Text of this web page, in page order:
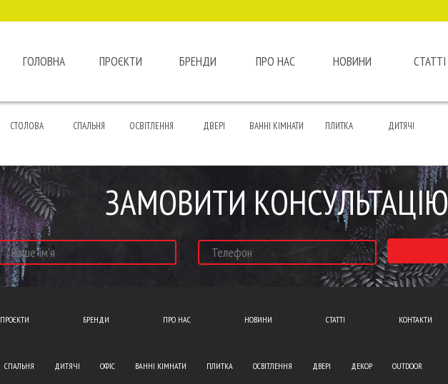
ГОЛОВНА ПРОЄКТИ БРЕНДИ ПРО НАС НОВИНИ СТАТТІ
СТОЛОВА СПАЛЬНЯ ОСВІТЛЕННЯ ДВЕРІ ВАННІ КІМНАТИ ПЛИТКА ДИТЯЧІ
ЗАМОВИТИ КОНСУЛЬТАЦІЮ
ПРОЄКТИ БРЕНДИ ПРО НАС НОВИНИ СТАТТІ КОНТАКТИ
СПАЛЬНЯ ДИТЯЧІ ОФІС ВАННІ КІМНАТИ ПЛИТКА ОСВІТЛЕННЯ ДВЕРІ ДЕКОР OUTDOOR